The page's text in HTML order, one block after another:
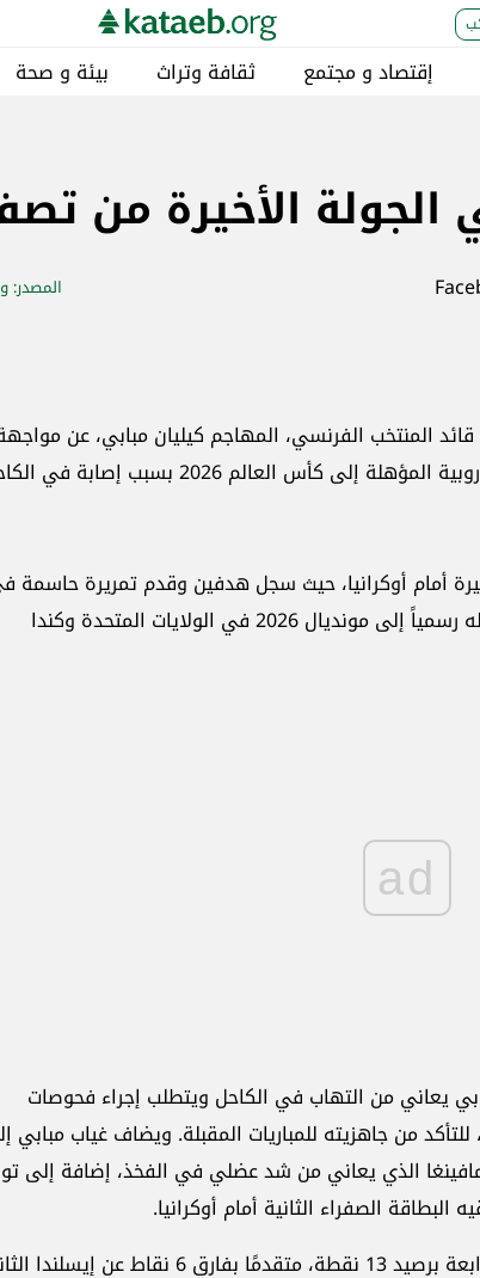
إقتصاد و مجتمع ثقافة وتراث بيئة و صحة
الأخيرة من
المصدر:
المنتخب الفرنسي، المهاجم كيليان مبابي، عن
أذربيجان في الجولة الأخيرة من التصفيات الأوروبية المؤهلة إلى كأس العالم 2026 بسبب
أمام أوكرانيا، حيث سجل هدفين وقدم تمريرة حاسمة
فوز فرنسا 4-0، ليضمن للمنتخب الفرنسي تأهله رسمياً إلى مونديال 2026 في الولايات المتحدة وكندا
ad
يعاني من التهاب في الكاحل ويتطلب إجراء فحوصات
من جاهزيته للمباريات المقبلة. ويضاف غياب مبابي
الذي يعاني من شد عضلي في الفخذ، إضافة إلى
الصفراء الثانية أمام أوكرانيا.
ويحتل المنتخب الفرنسي صدارة المجموعة الرابعة برصيد 13 نقطة، متقدمًا بفارق 6 نقاط عن